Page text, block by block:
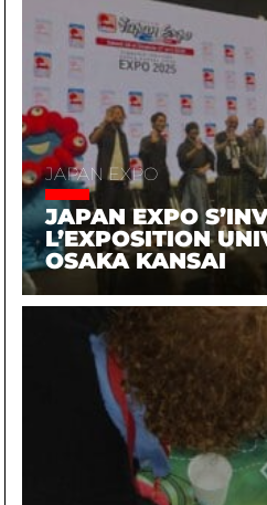
JAPAN EXPO
JAPAN EXPO
L’EXPOSITION
OSAKA KANSAI